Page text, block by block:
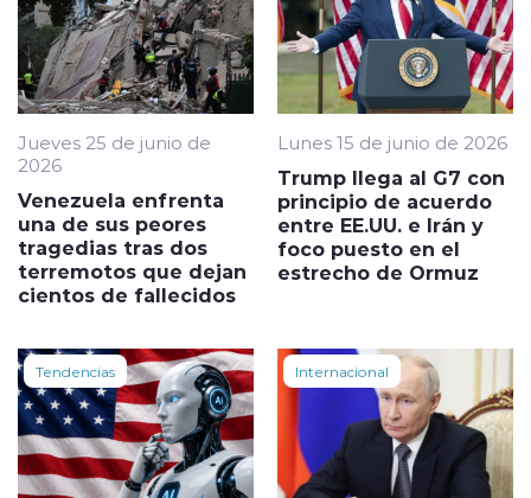
Jueves 25 de junio de
2026
Venezuela enfrenta
una de sus peores
tragedias tras dos
terremotos que dejan
cientos de fallecidos
Lunes 15 de junio de 2026
Trump llega al G7 con
principio de acuerdo
entre EE.UU. e Irán y
foco puesto en el
estrecho de Ormuz
Tendencias Internacional